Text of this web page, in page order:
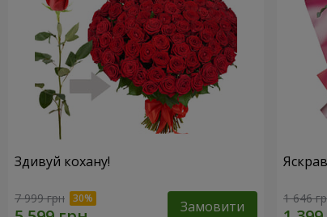
Здивуй кохану!
7 999 грн Замовити 1 646